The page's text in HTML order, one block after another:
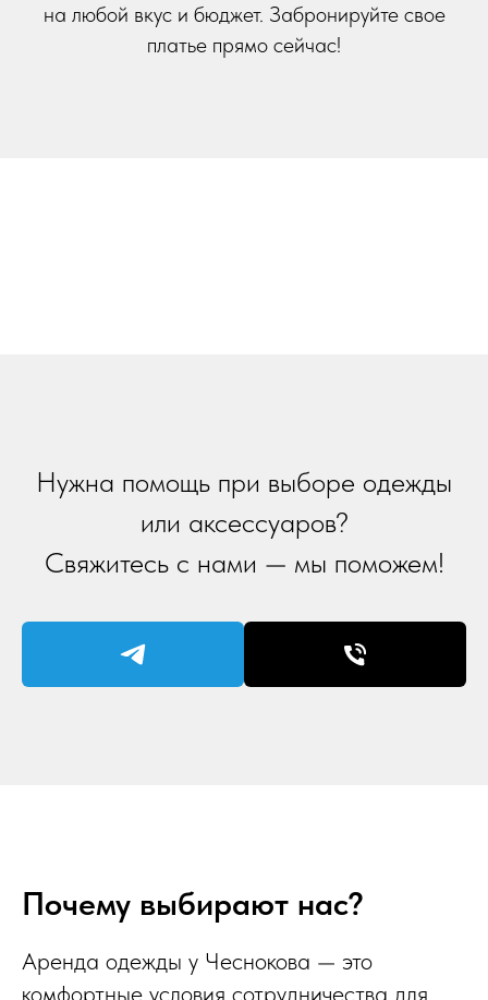
на любой вкус и бюджет. Забронируйте свое
платье прямо сейчас!
Нужна помощь при выборе одежды
или аксессуаров?
Свяжитесь с нами — мы поможем!
Почему выбирают нас?
Аренда одежды у Чеснокова — это
комфортные условия сотрудничества для